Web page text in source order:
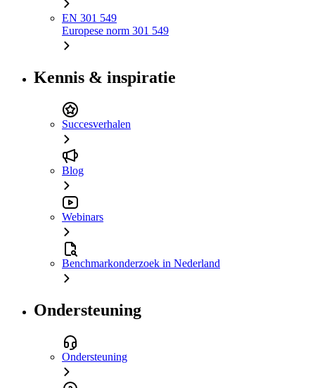
EN 301 549
Europese norm 301 549
Kennis & inspiratie
Succesverhalen
Blog
Webinars
Benchmarkonderzoek in Nederland
Ondersteuning
Ondersteuning